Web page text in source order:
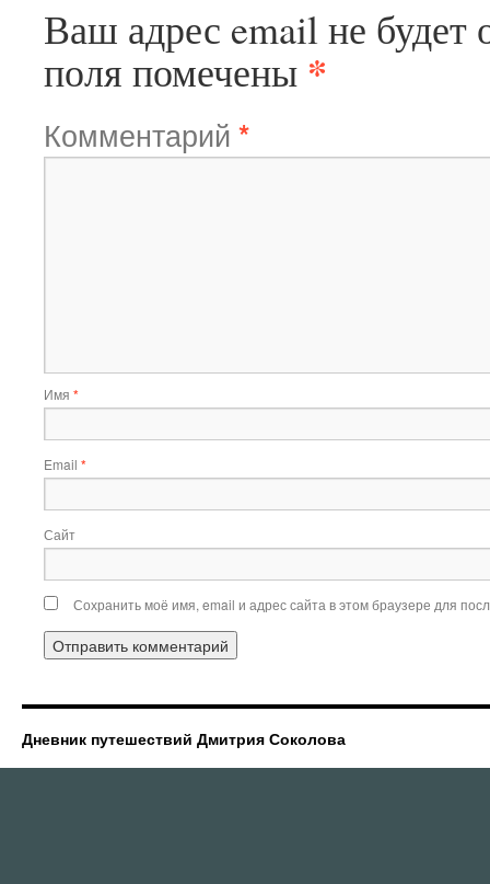
Ваш адрес email не будет
поля помечены *
Комментарий *
Имя *
Email *
Сайт
Сохранить моё имя, email и адрес сайта в этом браузере для
Дневник путешествий Дмитрия Соколова